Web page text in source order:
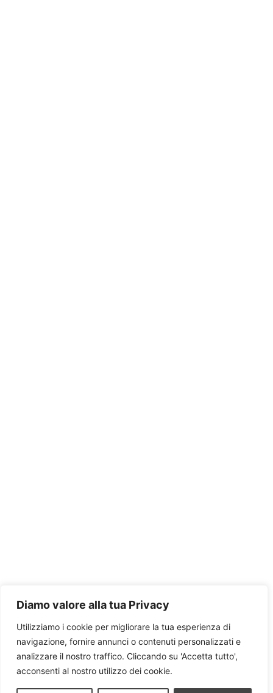
Diamo valore alla tua Privacy
Utilizziamo i cookie per migliorare la tua esperienza di
navigazione, fornire annunci o contenuti personalizzati e
analizzare il nostro traffico. Cliccando su 'Accetta tutto',
acconsenti al nostro utilizzo dei cookie.